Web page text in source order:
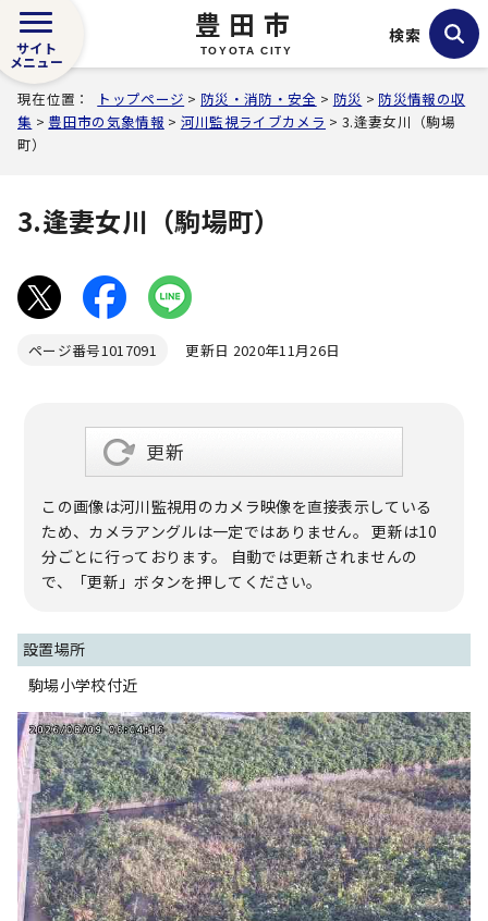
豊田市
TOYOTA CITY
サイト
メニュー
検索
現在位置： トップページ > 防災・消防・安全 > 防災 > 防災情報の収
集 > 豊田市の気象情報 > 河川監視ライブカメラ > 3.逢妻女川（駒場
町）
3.逢妻女川（駒場町）
ページ番号1017091 更新日 2020年11月26日
更新
この画像は河川監視用のカメラ映像を直接表示している
ため、カメラアングルは一定ではありません。 更新は10
分ごとに行っております。 自動では更新されませんの
で、「更新」ボタンを押してください。
設置場所
駒場小学校付近